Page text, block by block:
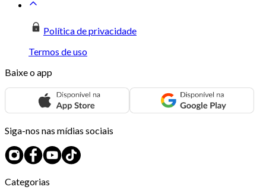
Política de privacidade
Termos de uso
Baixe o app
Siga-nos nas mídias sociais
Categorias